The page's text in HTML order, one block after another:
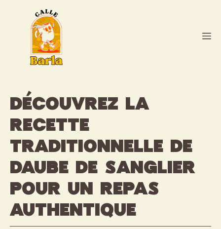
Découvrez la
recette
traditionnelle de
daube de sanglier
pour un repas
authentique